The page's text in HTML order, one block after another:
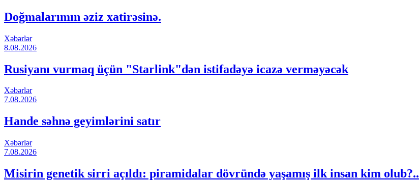
Doğmalarımın əziz xatirəsinə.
Xəbərlər
8.08.2026
Rusiyanı vurmaq üçün "Starlink"dən istifadəyə icazə verməyəcək
Xəbərlər
7.08.2026
Hande səhnə geyimlərini satır
Xəbərlər
7.08.2026
Misirin genetik sirri açıldı: piramidalar dövründə yaşamış ilk insan kim olub?..